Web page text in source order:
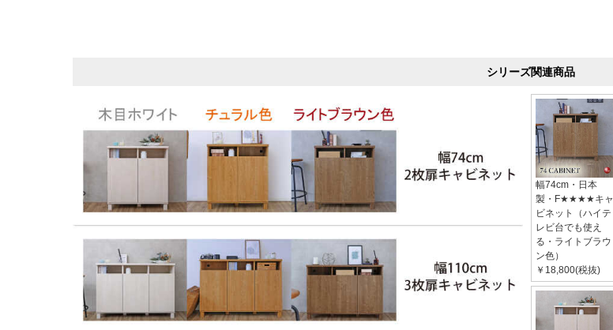
シリーズ関連商品
幅74cm・日本
製・F★★★★キャ
ビネット（ハイテ
レビ台でも使え
る・ライトブラウ
ン色）
￥18,800(税抜)